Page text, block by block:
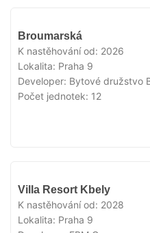
Broumarská
K nastěhování od: 2026
Lokalita: Praha 9
Developer: Bytové družstvo
Počet jednotek: 12
Villa Resort Kbely
K nastěhování od: 2028
Lokalita: Praha 9